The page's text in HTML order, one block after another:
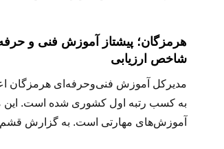
شاخص ارزیابی
به کسب رتبه اول کشوری شده است. این
آموزش‌های مهارتی است. به گزارش قشم